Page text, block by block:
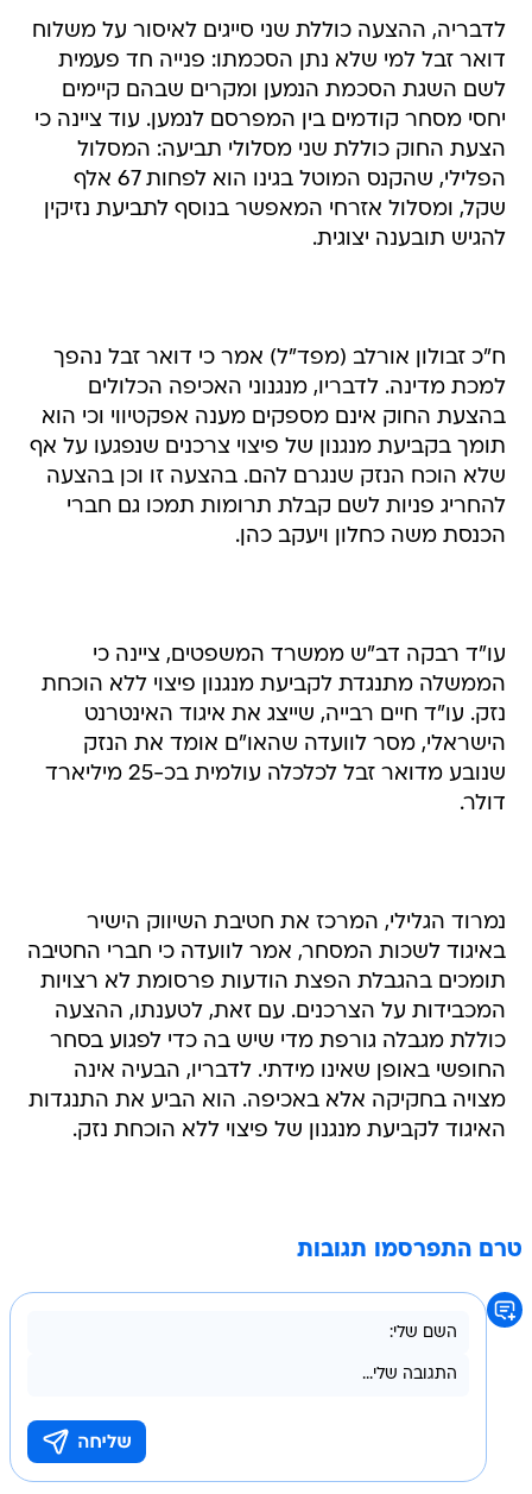
לדבריה, ההצעה כוללת שני סייגים לאיסור על משלוח
דואר זבל למי שלא נתן הסכמתו: פנייה חד פעמית
לשם השגת הסכמת הנמען ומקרים שבהם קיימים
יחסי מסחר קודמים בין המפרסם לנמען. עוד ציינה כי
הצעת החוק כוללת שני מסלולי תביעה: המסלול
הפלילי, שהקנס המוטל בגינו הוא לפחות 67 אלף
שקל, ומסלול אזרחי המאפשר בנוסף לתביעת נזיקין
להגיש תובענה יצוגית.
ח"כ זבולון אורלב (מפד"ל) אמר כי דואר זבל נהפך
למכת מדינה. לדבריו, מנגנוני האכיפה הכלולים
בהצעת החוק אינם מספקים מענה אפקטיווי וכי הוא
תומך בקביעת מנגנון של פיצוי צרכנים שנפגעו על אף
שלא הוכח הנזק שנגרם להם. בהצעה זו וכן בהצעה
להחריג פניות לשם קבלת תרומות תמכו גם חברי
הכנסת משה כחלון ויעקב כהן.
עו"ד רבקה דב"ש ממשרד המשפטים, ציינה כי
הממשלה מתנגדת לקביעת מנגנון פיצוי ללא הוכחת
נזק. עו"ד חיים רבייה, שייצג את איגוד האינטרנט
הישראלי, מסר לוועדה שהאו"ם אומד את הנזק
שנובע מדואר זבל לכלכלה עולמית בכ-25 מיליארד
דולר.
נמרוד הגלילי, המרכז את חטיבת השיווק הישיר
באיגוד לשכות המסחר, אמר לוועדה כי חברי החטיבה
תומכים בהגבלת הפצת הודעות פרסומת לא רצויות
המכבידות על הצרכנים. עם זאת, לטענתו, ההצעה
כוללת מגבלה גורפת מדי שיש בה כדי לפגוע בסחר
החופשי באופן שאינו מידתי. לדבריו, הבעיה אינה
מצויה בחקיקה אלא באכיפה. הוא הביע את התנגדות
האיגוד לקביעת מנגנון של פיצוי ללא הוכחת נזק.
טרם התפרסמו תגובות